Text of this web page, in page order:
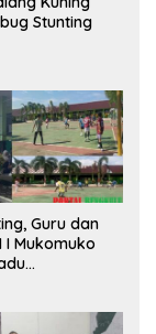
Stunting
Guru dan
I Mukomuko